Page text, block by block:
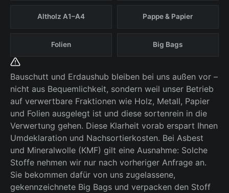
Altholz A1–A4 Pappe & Papier
Folien Big Bags
Bauschutt und Erdaushub bleiben bei uns außen vor –
nicht aus Bequemlichkeit, sondern weil unser Betrieb
auf verwertbare Fraktionen wie Holz, Metall, Papier
und Folien ausgelegt ist und diese sortenrein in die
Verwertung gehen. Diese Klarheit vorab erspart Ihnen
Umdeklaration und Nachsortierkosten. Bei Asbest
und Mineralwolle (KMF) gilt eine Ausnahme: Solche
Stoffe nehmen wir nur nach vorheriger Anfrage an.
Sie bekommen dafür von uns zugelassene,
gekennzeichnete Big Bags und verpacken den Stoff